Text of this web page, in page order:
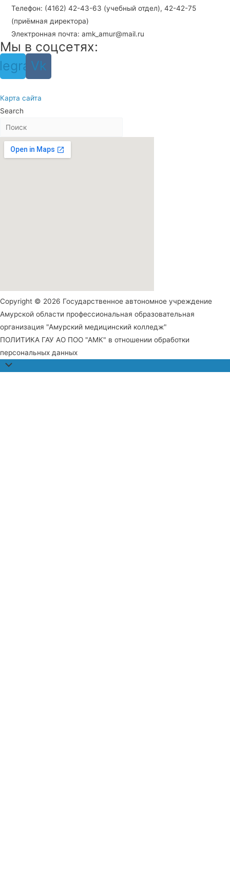
Телефон: (4162) 42-43-63 (учебный отдел), 42-42-75
(приёмная директора)
Электронная почта: amk_amur@mail.ru
Мы в соцсетях:
Vk
Карта сайта
Search
Copyright © 2026 Государственное автономное учреждение
Амурской области профессиональная образовательная
организация "Амурский медицинский колледж"
ПОЛИТИКА ГАУ АО ПОО "АМК" в отношении обработки
персональных данных
Прокрутить